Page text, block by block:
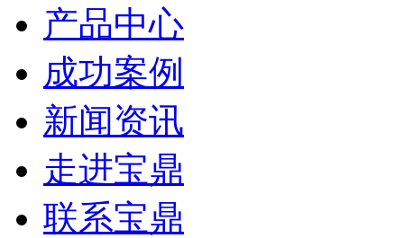
产品中心
成功案例
新闻资讯
走进宝鼎
联系宝鼎